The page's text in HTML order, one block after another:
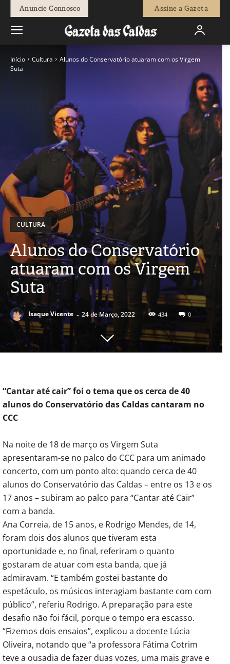
Anuncie Connosco Assine a Gazeta
Início Cultura
Alunos do Conservatório atuaram com os Virgem
Suta
CULTURA
Alunos do Conservatório
atuaram com os Virgem
Suta
Isaque Vicente - 24 de Março, 2022 434 0
“Cantar até cair” foi o tema que os cerca de 40
alunos do Conservatório das Caldas cantaram no
CCC
Na noite de 18 de março os Virgem Suta
apresentaram-se no palco do CCC para um animado
concerto, com um ponto alto: quando cerca de 40
alunos do Conservatório das Caldas – entre os 13 e os
17 anos – subiram ao palco para “Cantar até Cair”
com a banda.
Ana Correia, de 15 anos, e Rodrigo Mendes, de 14,
foram dois dos alunos que tiveram esta
oportunidade e, no final, referiram o quanto
gostaram de atuar com esta banda, que já
admiravam. “E também gostei bastante do
espetáculo, os músicos interagiam bastante com com
público”, referiu Rodrigo. A preparação para este
desafio não foi fácil, porque o tempo era escasso.
“Fizemos dois ensaios”, explicou a docente Lúcia
Oliveira, notando que “a professora Fátima Cotrim
teve a ousadia de fazer duas vozes, uma mais grave e